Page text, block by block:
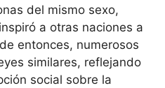
del mismo sexo,
a otras naciones a
entonces, numerosos
similares, reflejando
social sobre la